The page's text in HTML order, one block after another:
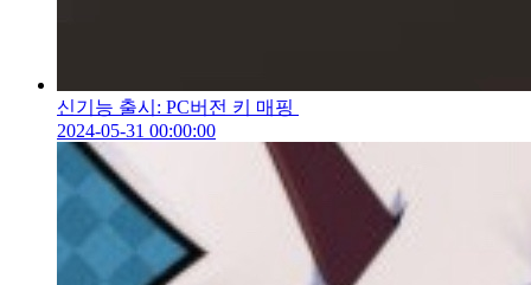
신기능 출시: PC버전 키 매핑
2024-05-31 00:00:00